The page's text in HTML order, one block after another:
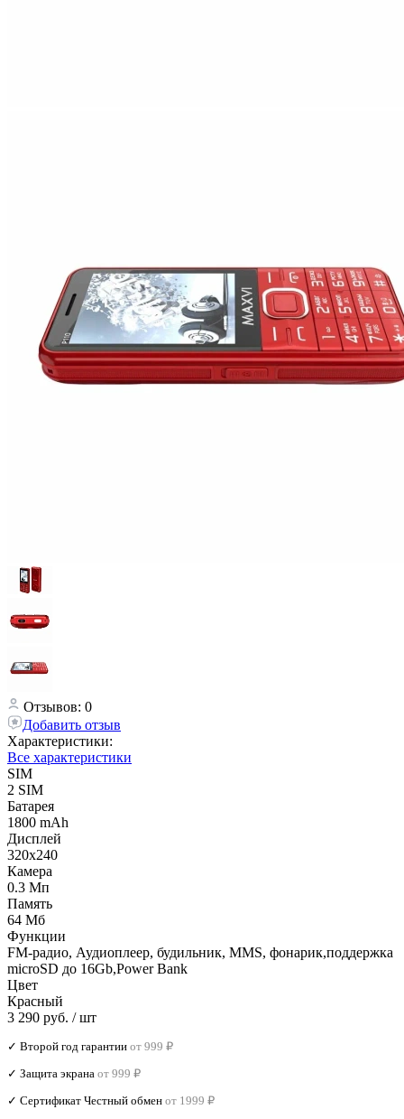
Отзывов: 0
Добавить отзыв
Характеристики:
Все характеристики
SIM
2 SIM
Батарея
1800 mAh
Дисплей
320х240
Камера
0.3 Мп
Память
64 Мб
Функции
FM-радио, Аудиоплеер, будильник, MMS, фонарик,поддержка
microSD до 16Gb,Power Bank
Цвет
Красный
3 290 руб. / шт
✓ Второй год гарантии от 999 ₽
✓ Защита экрана от 999 ₽
✓ Сертификат Честный обмен от 1999 ₽